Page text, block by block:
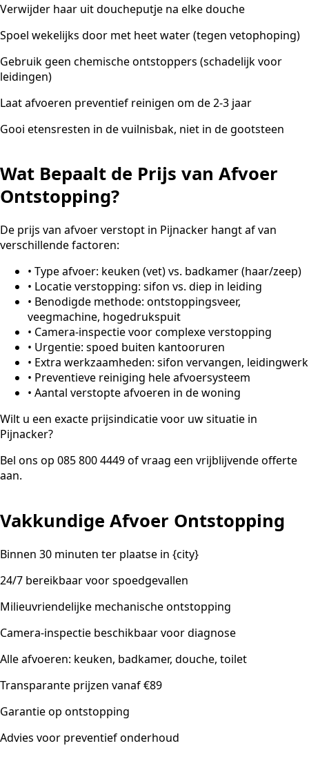
Verwijder haar uit doucheputje na elke douche
Spoel wekelijks door met heet water (tegen vetophoping)
Gebruik geen chemische ontstoppers (schadelijk voor
leidingen)
Laat afvoeren preventief reinigen om de 2-3 jaar
Gooi etensresten in de vuilnisbak, niet in de gootsteen
Wat Bepaalt de Prijs van Afvoer
Ontstopping?
De prijs van afvoer verstopt in Pijnacker hangt af van
verschillende factoren:
• Type afvoer: keuken (vet) vs. badkamer (haar/zeep)
• Locatie verstopping: sifon vs. diep in leiding
• Benodigde methode: ontstoppingsveer,
veegmachine, hogedrukspuit
• Camera-inspectie voor complexe verstopping
• Urgentie: spoed buiten kantooruren
• Extra werkzaamheden: sifon vervangen, leidingwerk
• Preventieve reiniging hele afvoersysteem
• Aantal verstopte afvoeren in de woning
Wilt u een exacte prijsindicatie voor uw situatie in
Pijnacker?
Bel ons op 085 800 4449 of vraag een vrijblijvende offerte
aan.
Vakkundige Afvoer Ontstopping
Binnen 30 minuten ter plaatse in {city}
24/7 bereikbaar voor spoedgevallen
Milieuvriendelijke mechanische ontstopping
Camera-inspectie beschikbaar voor diagnose
Alle afvoeren: keuken, badkamer, douche, toilet
Transparante prijzen vanaf €89
Garantie op ontstopping
Advies voor preventief onderhoud